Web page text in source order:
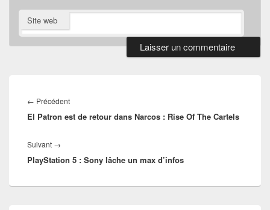
Site web
de
l’article
← PrécédentArticle
précédent :
El Patron est de retour dans Narcos : Rise Of The Cartels
Suivant →
suivant :
PlayStation 5 : Sony lâche un max d’infos